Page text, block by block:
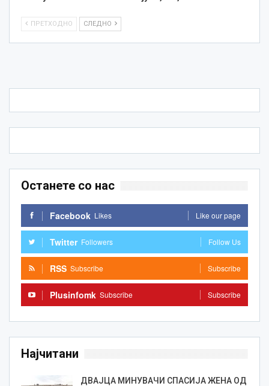
ПРЕТХОДНО СЛЕДНО
Останете со нас
Facebook Likes Like our page
Twitter Followers Follow Us
RSS Subscribe Subscribe
Plusinfomk Subscribe Subscribe
Најчитани
ДВАЈЦА МИНУВАЧИ СПАСИЈА ЖЕНА ОД